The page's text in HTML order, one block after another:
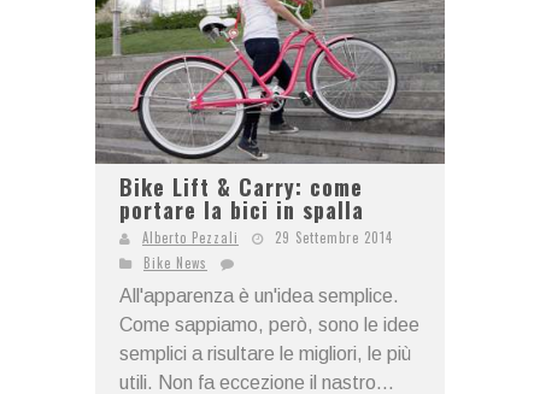
Bike Lift & Carry: come
portare la bici in spalla
Alberto Pezzali
29 Settembre 2014
Bike News
All'apparenza è un'idea semplice.
Come sappiamo, però, sono le idee
semplici a risultare le migliori, le più
utili. Non fa eccezione il nastro...